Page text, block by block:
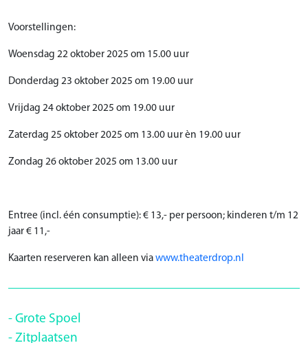
Voorstellingen:
Woensdag 22 oktober 2025 om 15.00 uur
Donderdag 23 oktober 2025 om 19.00 uur
Vrijdag 24 oktober 2025 om 19.00 uur
Zaterdag 25 oktober 2025 om 13.00 uur èn 19.00 uur
Zondag 26 oktober 2025 om 13.00 uur
Entree (incl. één consumptie): € 13,- per persoon; kinderen t/m 12
jaar € 11,-
Kaarten reserveren kan alleen viawww.theaterdrop.nl
Grote Spoel
Zitplaatsen